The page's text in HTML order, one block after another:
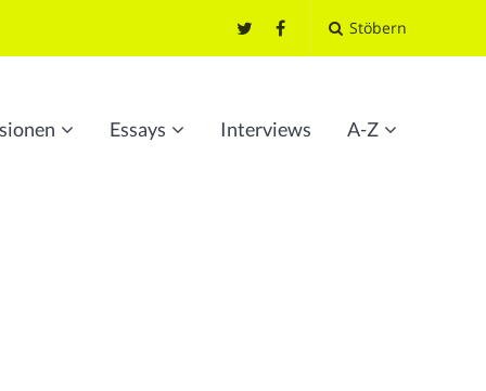
Stöbern
Essays Interviews A-Z